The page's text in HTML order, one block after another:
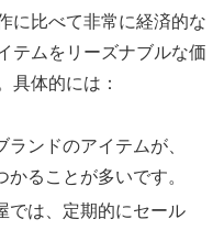
に比べて非常に経済的な
テムをリーズナブルな価
具体的には：
ランドのアイテムが、
ることが多いです。
では、定期的にセール